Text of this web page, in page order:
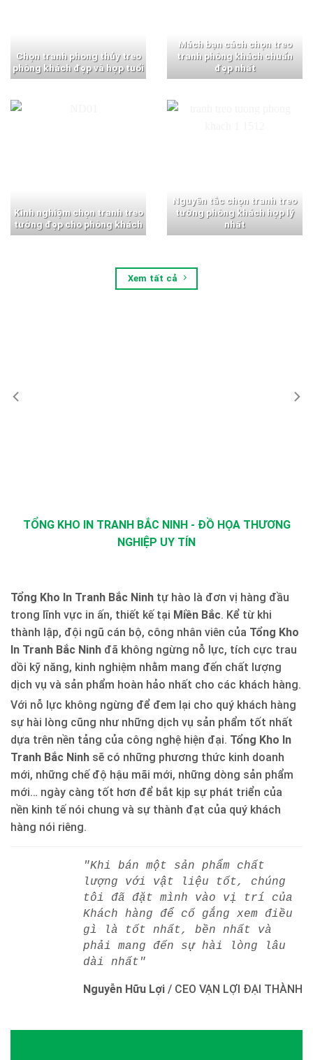
Chọn tranh phong thủy treo
phòng khách đẹp và hợp tuổi
Mách bạn cách chọn treo
tranh phòng khách chuẩn
đẹp nhất
Kinh nghiệm chọn tranh treo
tường đẹp cho phòng khách
Nguyên tắc chọn tranh treo
tường phòng khách hợp lý
nhất
Xem tất cả
TỔNG KHO IN TRANH BẮC NINH - ĐỒ HỌA THƯƠNG
NGHIỆP UY TÍN
Tổng Kho In Tranh Bắc Ninh tự hào là đơn vị hàng đầu
trong lĩnh vực in ấn, thiết kế tại Miền Bắc. Kể từ khi
thành lập, đội ngũ cán bộ, công nhân viên của Tổng Kho
In Tranh Bắc Ninh đã không ngừng nỗ lực, tích cực trau
dồi kỹ năng, kinh nghiệm nhằm mang đến chất lượng
dịch vụ và sản phẩm hoàn hảo nhất cho các khách hàng.
Với nỗ lực không ngừng để đem lại cho quý khách hàng
sự hài lòng cũng như những dịch vụ sản phẩm tốt nhất
dựa trên nền tảng của công nghệ hiện đại. Tổng Kho In
Tranh Bắc Ninh sẽ có những phương thức kinh doanh
mới, những chế độ hậu mãi mới, những dòng sản phẩm
mới… ngày càng tốt hơn để bắt kịp sự phát triển của
nền kinh tế nói chung và sự thành đạt của quý khách
hàng nói riêng.
"Khi bán một sản phẩm chất
lượng với vật liệu tốt, chúng
tôi đã đặt mình vào vị trí của
Khách hàng để cố gắng xem điều
gì là tốt nhất, bền nhất và
phải mang đến sự hài lòng lâu
dài nhất"
Nguyễn Hữu Lợi / CEO VẠN LỢI ĐẠI THÀNH